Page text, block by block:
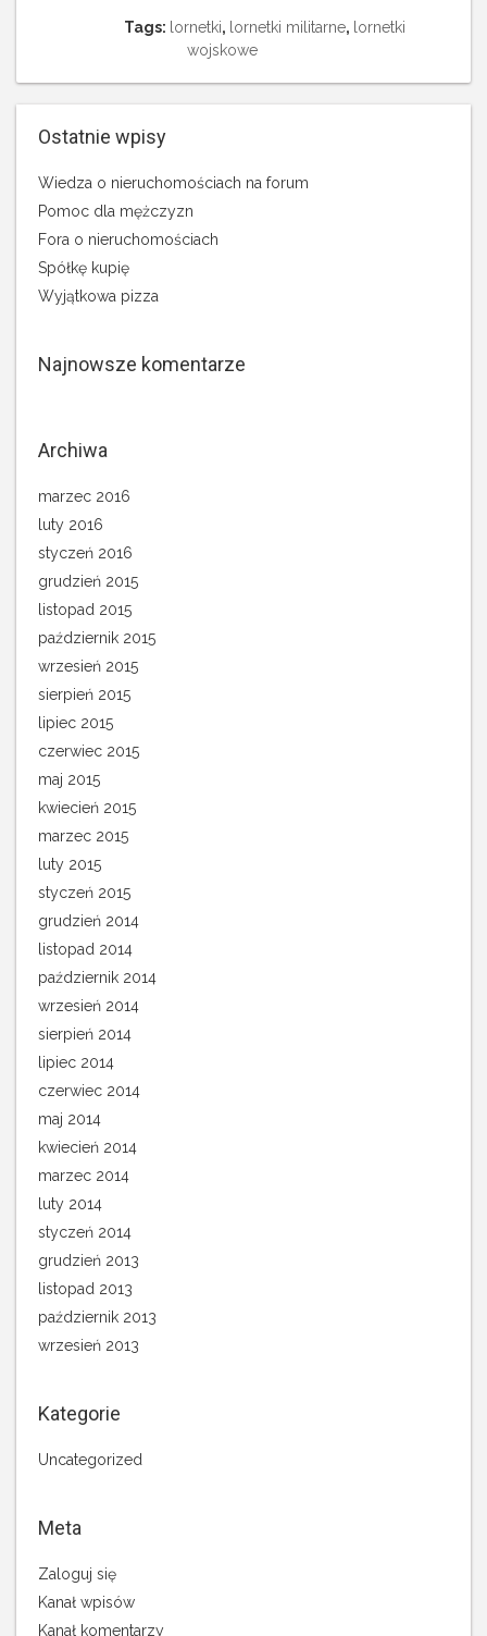
Tags: lornetki, lornetki militarne, lornetki
wojskowe
Ostatnie wpisy
Wiedza o nieruchomościach na forum
Pomoc dla mężczyzn
Fora o nieruchomościach
Spółkę kupię
Wyjątkowa pizza
Najnowsze komentarze
Archiwa
marzec 2016
luty 2016
styczeń 2016
grudzień 2015
listopad 2015
październik 2015
wrzesień 2015
sierpień 2015
lipiec 2015
czerwiec 2015
maj 2015
kwiecień 2015
marzec 2015
luty 2015
styczeń 2015
grudzień 2014
listopad 2014
październik 2014
wrzesień 2014
sierpień 2014
lipiec 2014
czerwiec 2014
maj 2014
kwiecień 2014
marzec 2014
luty 2014
styczeń 2014
grudzień 2013
listopad 2013
październik 2013
wrzesień 2013
Kategorie
Uncategorized
Meta
Zaloguj się
Kanał wpisów
Kanał komentarzy